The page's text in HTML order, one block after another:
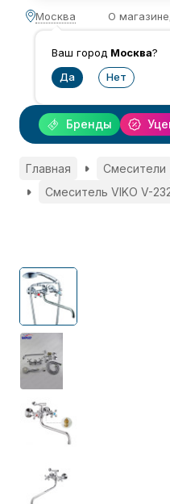
Москва
Ваш город Москва?
О магазине
Бренды
Главная Смесители
Смеситель VIKO V-